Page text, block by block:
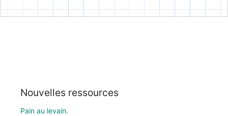
Nouvelles ressources
Pain au levain.